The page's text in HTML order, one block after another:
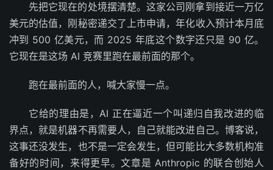
先把它现在的处境摆清楚。这家公司刚拿到接近一万亿
美元的估值，刚秘密递交了上市申请，年化收入预计本月底
冲到 500 亿美元，而 2025 年底这个数字还只是 90 亿。
它现在是这场 AI 竞赛里跑在最前面的那个。
跑在最前面的人，喊大家慢一点。
它给的理由是，AI 正在逼近一个叫递归自我改进的临
界点，就是机器不再需要人，自己就能改进自己。博客说，
这事还没发生，也不是一定会发生，但可能比大多数机构准
备好的时间，来得更早。文章是 Anthropic 的联合创始人